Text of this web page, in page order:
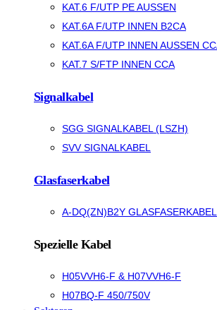
KAT.6 F/UTP PE AUSSEN
KAT.6A F/UTP INNEN B2CA
KAT.6A F/UTP INNEN AUSSEN CCA
KAT.7 S/FTP INNEN CCA
Signalkabel
SGG SIGNALKABEL (LSZH)
SVV SIGNALKABEL
Glasfaserkabel
A-DQ(ZN)B2Y GLASFASERKABEL
Spezielle Kabel
H05VVH6-F & H07VVH6-F
H07BQ-F 450/750V